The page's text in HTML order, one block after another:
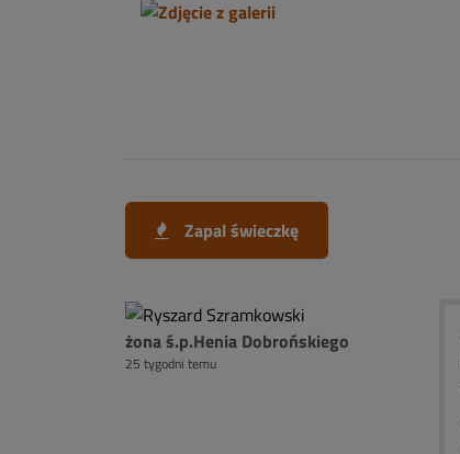
Zapal świeczkę
żona ś.p.Henia Dobrońskiego
25 tygodni temu